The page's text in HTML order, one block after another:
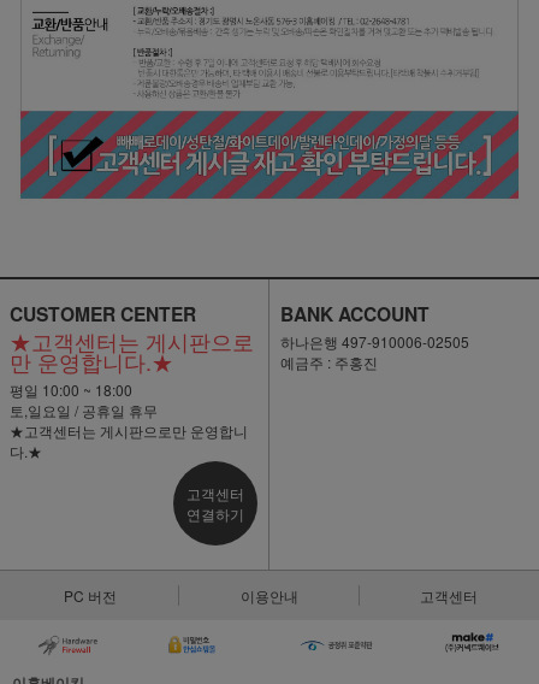
CUSTOMER CENTER
★고객센터는 게시판으로
만 운영합니다.★
평일 10:00 ~ 18:00
토,일요일 / 공휴일 휴무
★고객센터는 게시판으로만 운영합니
다.★
고객센터
연결하기
BANK ACCOUNT
하나은행 497-910006-02505
예금주 : 주홍진
PC 버전 이용안내 고객센터